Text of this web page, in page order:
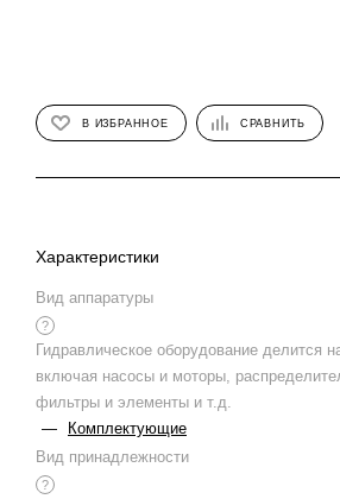
В ИЗБРАННОЕ СРАВНИТЬ
Характеристики
Вид аппаратуры
?
Гидравлическое оборудование делится
включая насосы и моторы,
фильтры и элементы и т.д.
—
Комплектующие
Вид принадлежности
?